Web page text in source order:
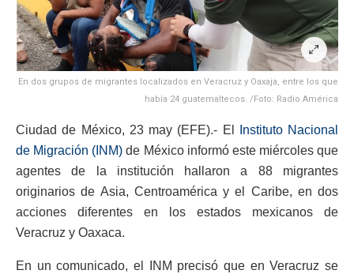
En dos grupos de migrantes localizados en Veracruz y Oaxaja, entre los que
había 24 guatemaltecos. /Foto: Radio América
Ciudad de México, 23 may (EFE).- El
Instituto Nacional
de Migración (INM) de México informó este miércoles que
agentes de la institución hallaron a 88 migrantes
originarios de Asia, Centroamérica y el Caribe, en dos
acciones diferentes en los estados mexicanos de
Veracruz y Oaxaca.
En un comunicado, el INM precisó que en Veracruz se